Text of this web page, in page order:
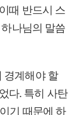
때 반드시 스
나님의 말씀
경계해야 할
었다. 특히 사탄
기 때문에 하